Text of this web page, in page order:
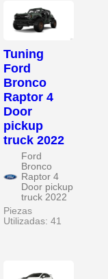
Tuning
Ford
Bronco
Raptor 4
Door
pickup
truck 2022
Ford
Bronco
Raptor 4
Door pickup
truck 2022
Piezas
Utilizadas: 41